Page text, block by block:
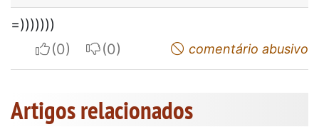
=)))))))
I apreciateI do not appreciatecomentário abusivo
Artigos relacionados